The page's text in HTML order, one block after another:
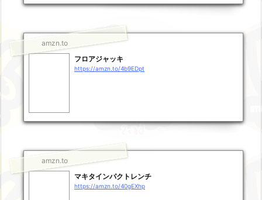
amzn.to
フロアジャッキ
https://amzn.to/4b9EDpt
amzn.to
マキタインパクトレンチ
https://amzn.to/40gEXhp